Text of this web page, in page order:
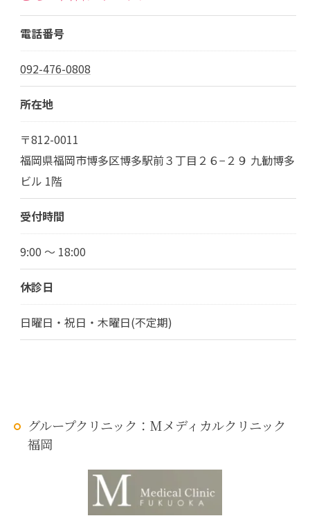
電話番号
092-476-0808
所在地
〒812-0011
福岡県福岡市博多区博多駅前３丁目２６−２９ 九勧博多
ビル 1階
受付時間
9:00 ～ 18:00
休診日
日曜日・祝日・木曜日(不定期)
グループクリニック：Mメディカルクリニック
福岡